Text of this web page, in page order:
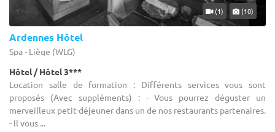
(1) (10)
Ardennes Hôtel
Spa - Liège (WLG)
Hôtel / Hôtel 3***
Location salle de formation : Différents services vous sont
proposés (Avec suppléments) : - Vous pourrez déguster un
merveilleux petit-déjeuner dans un de nos restaurants partenaires.
- Il vous ...